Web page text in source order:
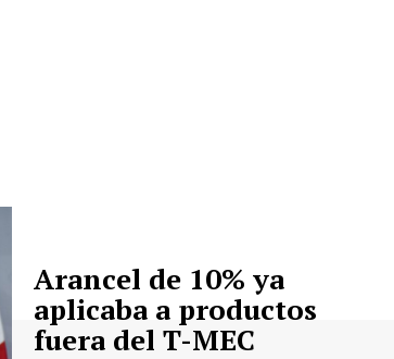
Arancel de 10% ya
aplicaba a productos
fuera del T-MEC